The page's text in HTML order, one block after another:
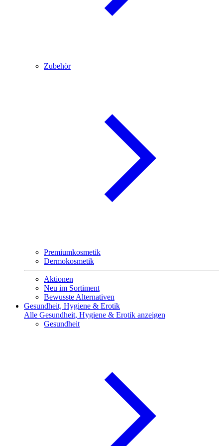
Zubehör
Premiumkosmetik
Dermokosmetik
Aktionen
Neu im Sortiment
Bewusste Alternativen
Gesundheit, Hygiene & Erotik
Alle Gesundheit, Hygiene & Erotik anzeigen
Gesundheit